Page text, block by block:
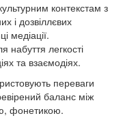
контекстам з
і дозвіллєвих
медіації.
набуття легкості
та взаємодіях.
переваги
баланс між
фонетикою.